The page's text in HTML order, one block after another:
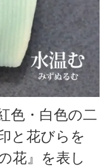
色・白色の二
と花びらを
花』を表し